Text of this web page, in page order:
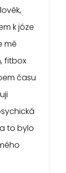
k józe
mě
fitbox
času
to bylo